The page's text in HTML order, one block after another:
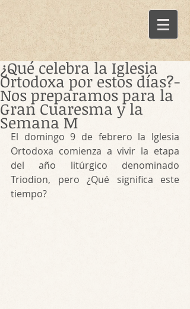
¿Qué celebra la Iglesia
Ortodoxa por estos días?-
Nos preparamos para la
Gran Cuaresma y la
Semana M
El domingo 9 de febrero la lglesia
Ortodoxa comienza a vivir la etapa
del año litúrgico denominado
Triodion, pero ¿Qué significa este
tiempo?